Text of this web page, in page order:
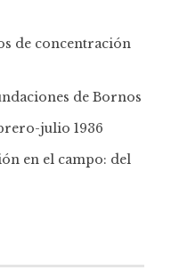
de concentración
de Bornos
julio 1936
en el campo: del